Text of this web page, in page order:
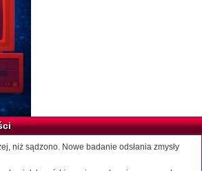
niż sądzono. Nowe badanie odsłania zmysły